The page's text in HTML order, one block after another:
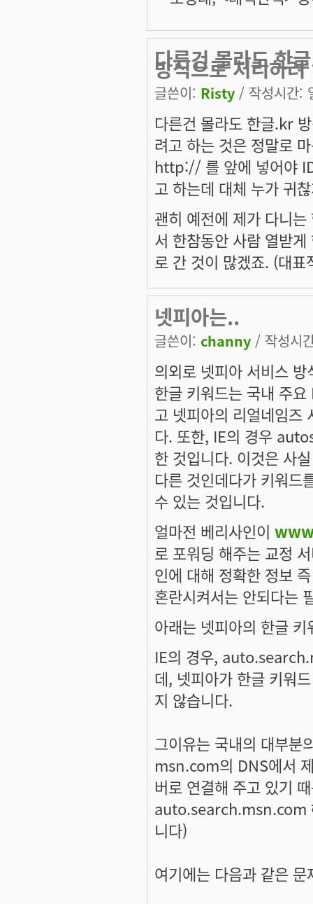
다른건 몰라도 한
방식으로 처리하려
글쓴이: Risty / 작성시간:
다른건 몰라도 한글.kr
려고 하는 것은 정말로
http:// 를 앞에 넣어야
고 하는데 대체 누가 귀
괜히 예전에 제가 다니
서 한참동안 사람 열받
로 간 것이 많겠죠. (대
넷피아는..
글쓴이: channy / 작성시
의외로 넷피아 서비스
한글 키워드는 국내 주
고 넷피아의 리얼네임즈
다. 또한, IE의 경우
한 것입니다. 이것은 사
다른 것인데다가 키워드
수 있는 것입니다.
얼마전 베리사인이
로 포워딩 해주는 교정
인에 대해 정확한 정보
혼란시켜서는 안되다는
아래는 넷피아의 한글
IE의 경우,
데, 넷피아가 한글 키워
지 않습니다.
그이유는 국내의 대부
msn.com의 DNS에서
버로 연결해 주고 있기
auto.search.msn.com
니다)
여기에는 다음과 같은